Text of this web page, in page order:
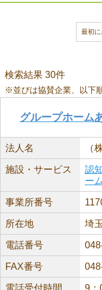
最初に
検索結果 30件
※並びは協賛企業、以下
グループホーム
法人名 （
施設・サービス
認
ー
事業所番号
所在地 埼
電話番号
FAX番号
電話受付時間 9：